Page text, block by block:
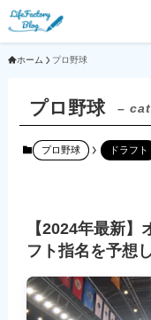
ホーム プロ野球
プロ野球 –
プロ野球 ドラフト
【2024年最新
フト指名を予想